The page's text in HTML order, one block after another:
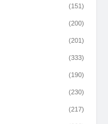
(151)
(200)
(201)
(333)
(190)
(230)
(217)